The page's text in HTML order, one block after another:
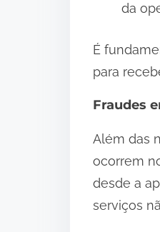
da
É
para
Fraudes
Além das
ocorrem
desde a
serviços